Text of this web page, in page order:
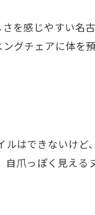
を感じやすい名
グチェアに体を
はできないけど
自爪っぽく見える